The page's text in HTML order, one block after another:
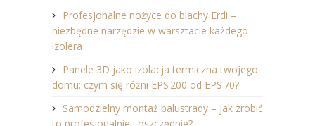
Profesjonalne nożyce do blachy Erdi –
niezbędne narzędzie w warsztacie każdego
izolera
Panele 3D jako izolacja termiczna twojego
domu: czym się różni EPS 200 od EPS 70?
Samodzielny montaż balustrady – jak zrobić